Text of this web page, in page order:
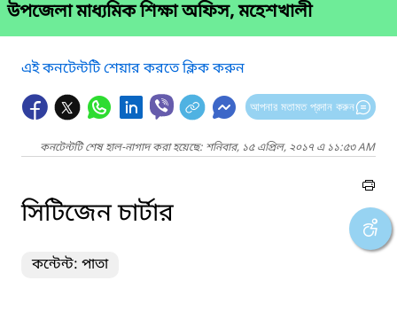
উপজেলা মাধ্যমিক শিক্ষা অফিস, মহেশখালী
এই কনটেন্টটি শেয়ার করতে ক্লিক করুন
আপনার মতামত প্রদান করুন
কনটেন্টটি শেষ হাল-নাগাদ করা হয়েছে: শনিবার, ১৫ এপ্রিল, ২০১৭ এ ১১:৫৩ AM
সিটিজেন চার্টার
কন্টেন্ট: পাতা